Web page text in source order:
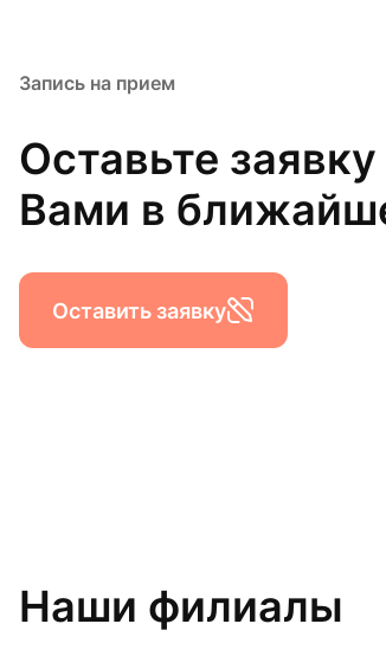
Запись на прием
Оставьте
Вами в
Оставить заявку
Наши филиалы